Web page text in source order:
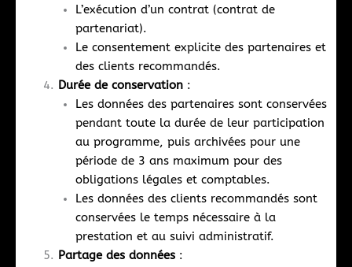
L’exécution d’un contrat (contrat de
partenariat).
Le consentement explicite des partenaires et
des clients recommandés.
Durée de conservation:
Les données des partenaires sont conservées
pendant toute la durée de leur participation
au programme, puis archivées pour une
période de 3 ans maximum pour des
obligations légales et comptables.
Les données des clients recommandés sont
conservées le temps nécessaire à la
prestation et au suivi administratif.
Partage des données: